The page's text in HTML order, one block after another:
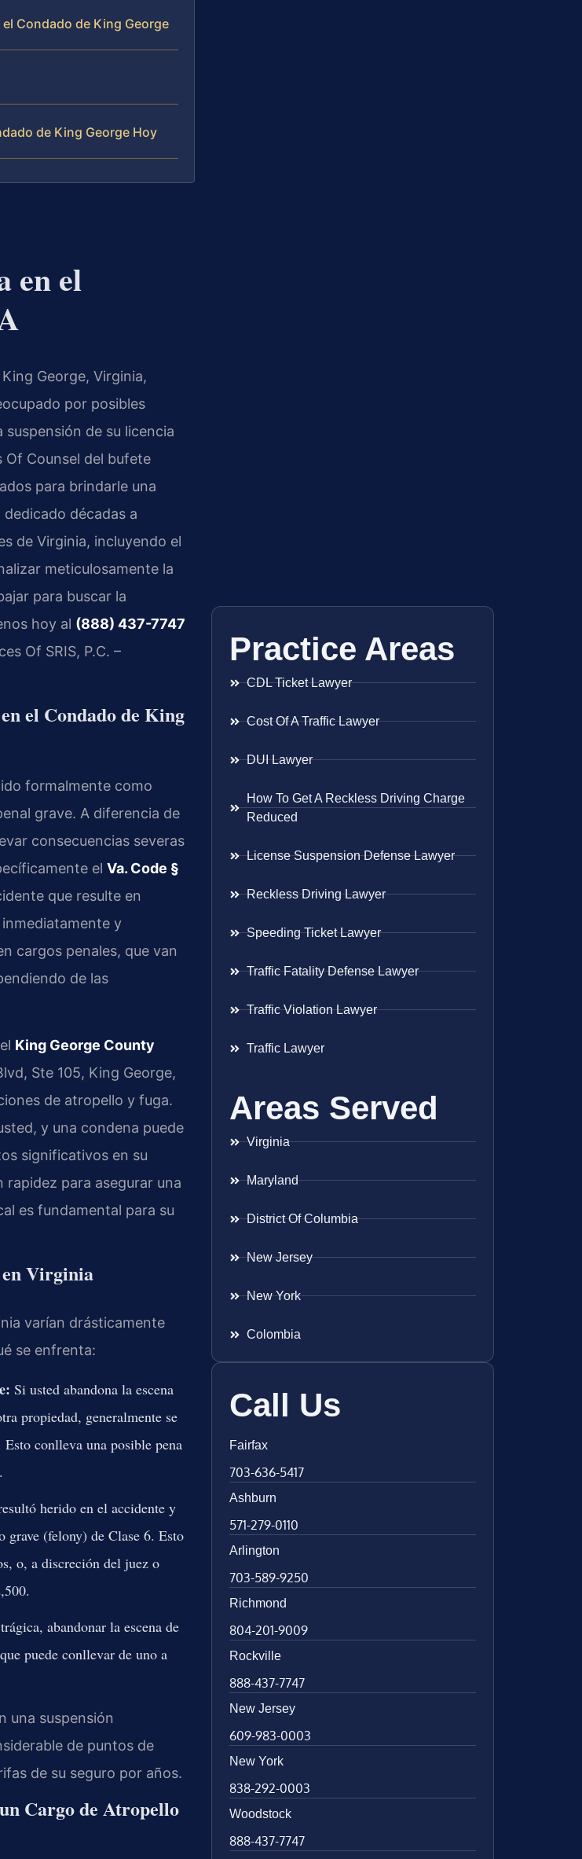
Condado de King George
de King George Hoy
en el
George, Virginia,
por posibles
de su licencia
Of Counsel del bufete
para brindarle una
décadas a
de Virginia, incluyendo el
meticulosamente la
para buscar la
hoy al (888) 437-7747
Of SRIS, P.C. –
el Condado de King
formalmente como
grave. A diferencia de
consecuencias severas
el Va. Code §
que resulte en
y
cargos penales, que van
de las
King George County
Ste 105, King George,
de atropello y fuga.
y una condena puede
significativos en su
para asegurar una
es fundamental para su
en Virginia
varían drásticamente
se enfrenta:
Si usted abandona la escena
propiedad, generalmente se
conlleva una posible pena
herido en el accidente y
grave (felony) de Clase 6. Esto
o, a discreción del juez o
abandonar la escena de
puede conllevar de uno a
una suspensión
de puntos de
de su seguro por años.
Cargo de Atropello
Practice Areas
CDL Ticket Lawyer
Cost Of A Traffic Lawyer
DUI Lawyer
How To Get A Reckless Driving Charge
Reduced
License Suspension Defense Lawyer
Reckless Driving Lawyer
Speeding Ticket Lawyer
Traffic Fatality Defense Lawyer
Traffic Violation Lawyer
Traffic Lawyer
Areas Served
Virginia
Maryland
District Of Columbia
New Jersey
New York
Colombia
Call Us
Fairfax
703-636-5417
Ashburn
571-279-0110
Arlington
703-589-9250
Richmond
804-201-9009
Rockville
888-437-7747
New Jersey
609-983-0003
New York
838-292-0003
Woodstock
888-437-7747